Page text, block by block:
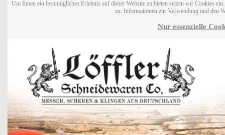
Um Ihnen ein bestmögliches Erlebnis auf dieser Website zu bieten setzen wir Cookies
zu. Informationen zur Verwendung und den
Nur essenzielle